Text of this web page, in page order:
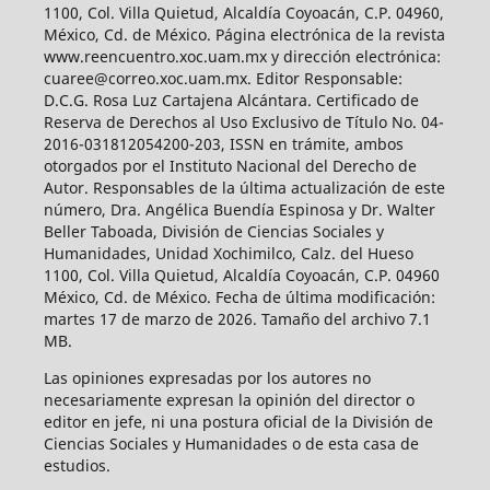
1100, Col. Villa Quietud, Alcaldía Coyoacán, C.P. 04960,
México, Cd. de México. Página electrónica de la revista
www.reencuentro.xoc.uam.mx y dirección electrónica:
cuaree@correo.xoc.uam.mx. Editor Responsable:
D.C.G. Rosa Luz Cartajena Alcántara. Certificado de
Reserva de Derechos al Uso Exclusivo de Título No. 04-
2016-031812054200-203, ISSN en trámite, ambos
otorgados por el Instituto Nacional del Derecho de
Autor. Responsables de la última actualización de este
número, Dra. Angélica Buendía Espinosa y Dr. Walter
Beller Taboada, División de Ciencias Sociales y
Humanidades, Unidad Xochimilco, Calz. del Hueso
1100, Col. Villa Quietud, Alcaldía Coyoacán, C.P. 04960
México, Cd. de México. Fecha de última modificación:
martes 17 de marzo de 2026. Tamaño del archivo 7.1
MB.
Las opiniones expresadas por los autores no
necesariamente expresan la opinión del director o
editor en jefe, ni una postura oficial de la División de
Ciencias Sociales y Humanidades o de esta casa de
estudios.